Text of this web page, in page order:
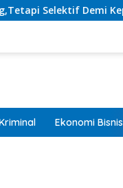
Masyarakat
Ekonomi Bisnis